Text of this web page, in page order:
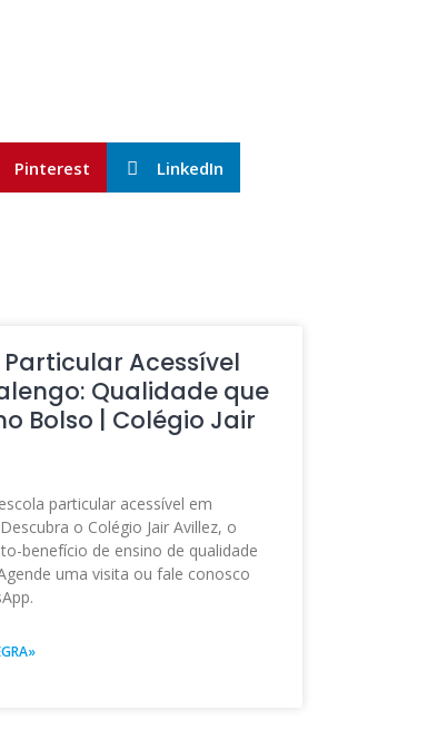
Pinterest LinkedIn
Particular Acessível
Qualidade que
Bolso | Colégio Jair
particular acessível em
o Colégio Jair Avillez, o
benefício de ensino de qualidade
uma visita ou fale conosco